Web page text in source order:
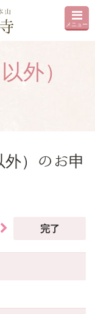
メニュー
外）
）のお申
完了